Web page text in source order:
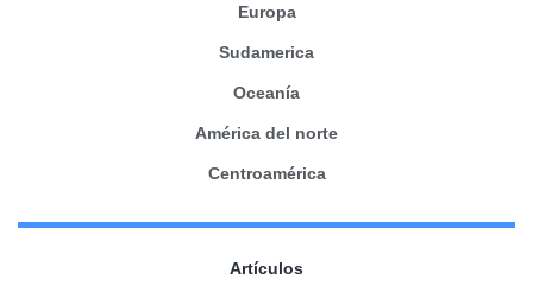
Europa
Sudamerica
Oceanía
América del norte
Centroamérica
Artículos